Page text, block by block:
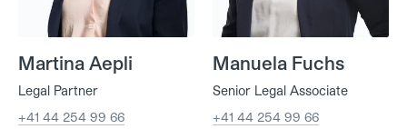
Martina Aepli
Legal Partner
+41 44 254 99 66
Manuela Fuchs
Senior Legal Associate
+41 44 254 99 66